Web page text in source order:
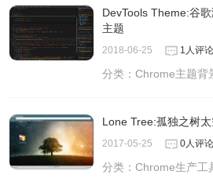
DevTools Theme:谷
主题
2018-06-25 1人评论
分类：Chrome主题背
Lone Tree:孤独之树
2017-05-25 0人评论
分类：Chrome生产工